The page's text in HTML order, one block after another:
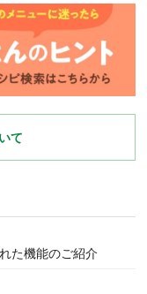
て
た機能のご紹介